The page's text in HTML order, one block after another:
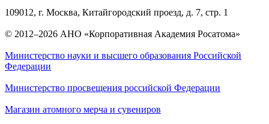
109012, г. Москва, Китайгородский проезд, д. 7, стр. 1
© 2012–2026 АНО «Корпоративная Академия Росатома»
Министерство науки и высшего образования Российской
Федерации
Министерство просвещения российской Федерации
Магазин атомного мерча и сувениров